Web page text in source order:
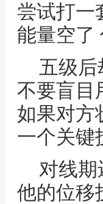
尝试打一
能量空了
五级
不要盲目
如果对方
一个关键
对线
他的位移